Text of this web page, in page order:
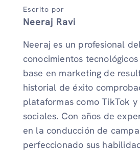
Escrito por
Neeraj Ravi
Neeraj es un profesional
conocimientos
base en marketing de
historial de éxito
plataformas como TikTok
sociales. Con años de
en la conducción de
perfeccionado sus